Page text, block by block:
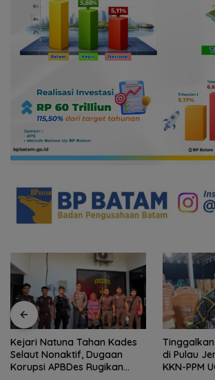
Kejari Natuna Tahan Kades
Selaut Nonaktif, Dugaan
Korupsi APBDes Rugikan
di Pulau
KKN-PPM